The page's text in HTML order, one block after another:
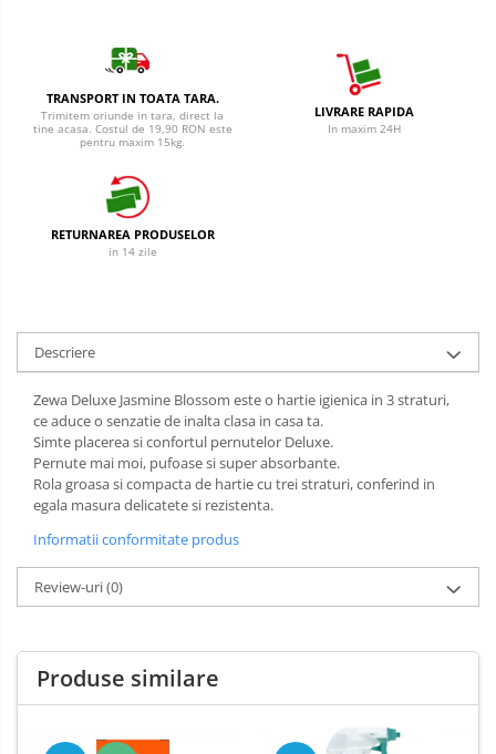
Detergent Vase Pentru Masina
Detergent Vase Manual
Solutie Clatire Vase
Folie Si Pungi Alimentare
Lavete Si Bureti
Curatenie Bucatarie
Diverse pentru bucatarie
Cif Spray Baie
Detartrant WC
Dezinfectant Baie
Dezinfectant Bucatarie
Dezinfectant Sano
Domestos Verde
Domestos WC
Igienol Dezinfectant
Produse Curatenie Baie
Sanytol Dezinfectant
Spuma Si Geluri De Barbierit
Protectie Insecte
Betisoare de Urechi
Ingrijire Intima
Aparat de ras
Aparat de Ras Gillette
Absorbante & Tampoane
Absorbante
Absorbante Zilnice
Tampoane
Benzi Depilatoare
plasture
TRANSPORT IN TOATA TARA.
Trimitem oriunde in tara, direct la
tine acasa. Costul de 19,90 RON este
pentru maxim 15kg.
LIVRARE RAPIDA
In maxim 24H
RETURNAREA PRODUSELOR
in 14 zile
Descriere
Zewa Deluxe Jasmine Blossom este o hartie igienica in 3 straturi,
ce aduce o senzatie de inalta clasa in casa ta.
Simte placerea si confortul pernutelor Deluxe.
Pernute mai moi, pufoase si super absorbante.
Rola groasa si compacta de hartie cu trei straturi, conferind in
egala masura delicatete si rezistenta.
Informatii conformitate produs
Review-uri(0)
Produse similare